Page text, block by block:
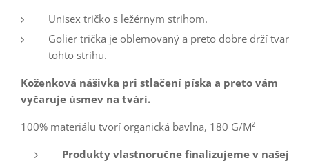
Unisex tričko s ležérnym strihom.
Golier trička je oblemovaný a preto dobre drží tvar
tohto strihu.
Koženková nášivka pri stlačení píska a preto vám
vyčaruje úsmev na tvári.
100% materiálu tvorí organická bavlna, 180 G/M²
Produkty vlastnoručne finalizujeme v našej